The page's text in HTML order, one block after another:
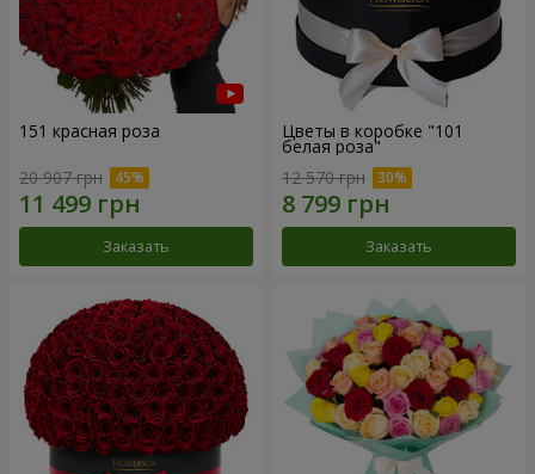
151 красная роза
20 907 грн
Заказать
Цветы в коробке "101
белая роза"
12 570 грн
Заказать